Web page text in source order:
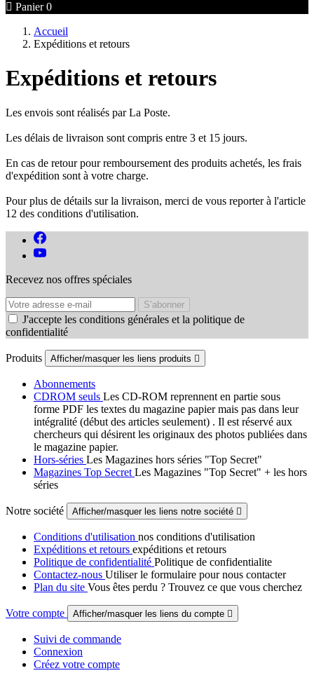
 Panier 0
Accueil
Expéditions et retours
Expéditions et retours
Les envois sont réalisés par La Poste.
Les délais de livraison sont compris entre 3 et 15 jours.
En cas de retour pour remboursement des produits achetés, les frais
d'expédition sont à votre charge.
Pour plus de détails sur la livraison, merci de vous reporter à l'article
12 des conditions d'utilisation.
Recevez nos offres spéciales
J'accepte les conditions générales et la politique de
confidentialité
Produits Afficher/masquer les liens produits 
Abonnements
CDROM seuls Les CD-ROM reprennent en partie sous
forme PDF les textes du magazine papier mais pas dans leur
intégralité (début des articles seulement) . Il est réservé aux
chercheurs qui désirent les originaux des photos publiées dans
le magazine papier.
Hors-séries Les Magazines hors séries "Top Secret"
Magazines Top Secret Les Magazines "Top Secret" + les hors
séries
Notre société Afficher/masquer les liens notre société 
Conditions d'utilisation nos conditions d'utilisation
Expéditions et retours expéditions et retours
Politique de confidentialité Politique de confidentialite
Contactez-nous Utiliser le formulaire pour nous contacter
Plan du site Vous êtes perdu ? Trouvez ce que vous cherchez
Votre compte Afficher/masquer les liens du compte 
Suivi de commande
Connexion
Créez votre compte